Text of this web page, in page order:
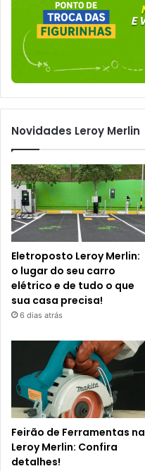
Novidades Leroy Merlin
Eletroposto Leroy Merlin:
o lugar do seu carro
elétrico e de tudo o que
sua casa precisa!
6 dias atrás
Feirão de Ferramentas na
Leroy Merlin: Confira
detalhes!